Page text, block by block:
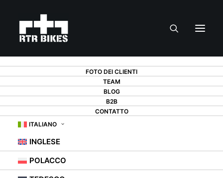
FOTO DEI CLIENTI
TEAM
BLOG
B2B
CONTATTO
ITALIANO
INGLESE
POLACCOPRODOTTI